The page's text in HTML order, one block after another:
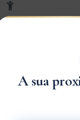
A sua